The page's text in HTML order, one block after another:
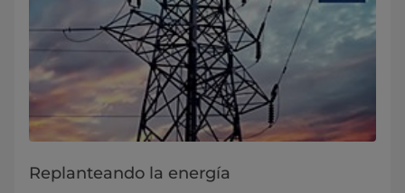
Replanteando la energía